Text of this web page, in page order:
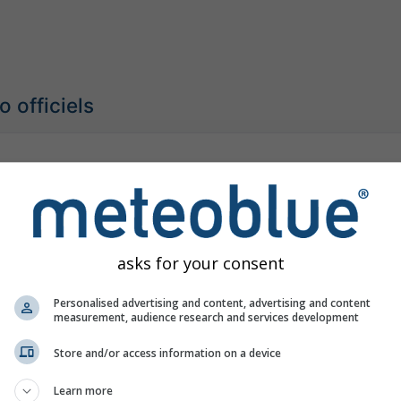
officiels
Area
sévère
(il y a 56 minutes)Jusqu'à Aujourd'hui 18:00 (dans 11
Meteorological Department
à court terme, Thaïlande
asks for your consent
Personalised advertising and content, advertising and content
measurement, audience research and services development
Store and/or access information on a device
Learn more